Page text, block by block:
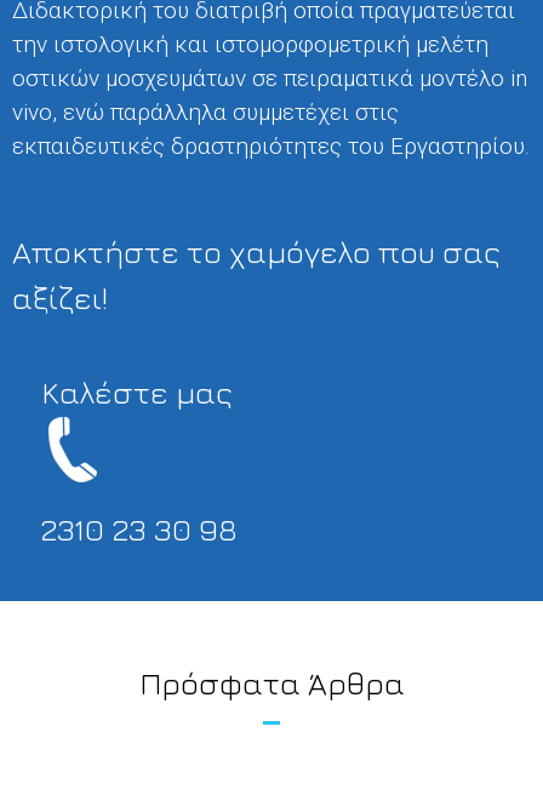
Διδακτορική του διατριβή οποία πραγματεύεται
την ιστολογική και ιστομορφομετρική μελέτη
οστικών μοσχευμάτων σε πειραματικά μοντέλο in
vivo, ενώ παράλληλα συμμετέχει στις
εκπαιδευτικές δραστηριότητες του Εργαστηρίου.
Αποκτήστε το χαμόγελο που σας
αξίζει!
Καλέστε μας
2310 23 30 98
Πρόσφατα Άρθρα